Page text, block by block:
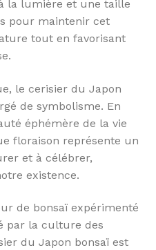
la lumière et une taille
pour maintenir cet
tout en favorisant
le cerisier du Japon
de symbolisme. En
éphémère de la vie
floraison représente un
et à célébrer,
existence.
de bonsaï expérimenté
par la culture des
du Japon bonsaï est